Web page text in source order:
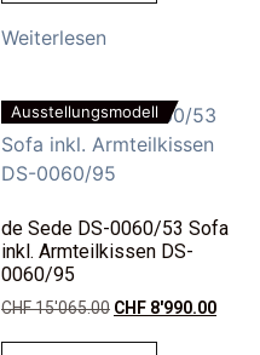
Weiterlesen
Ausstellungsmodell
de Sede DS-0060/53 Sofa
inkl. Armteilkissen DS-
0060/95
CHF15'065.00 CHF 8'990.00